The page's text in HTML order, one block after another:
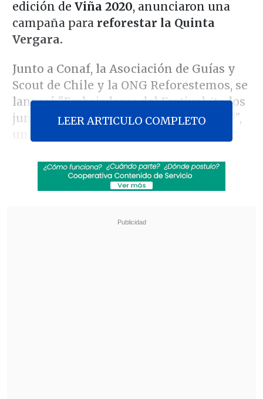
edición de Viña 2020, anunciaron una
campaña para reforestar la Quinta
Vergara.
Junto a Conaf, la Asociación de Guías y
Scout de Chile y la ONG Reforestemos, se
lanzará "Embajadores del Festival, ¡todos
juntos reforestamos la Quinta Vergara!",
una iniciativa impulsada por la
elegirá "Embajadores del Festival".
Sinaka anticipa su paso por la Teletón 2026:
LEER ARTICULO COMPLETO